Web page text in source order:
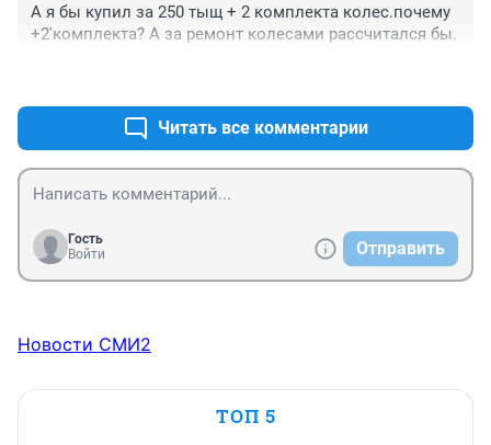
А я бы купил за 250 тыщ + 2 комплекта колес.почему
+2'комплекта? А за ремонт колесами рассчитался бы.
Читать все комментарии
Гость
Войти
Отправить
Новости СМИ2
ТОП 5